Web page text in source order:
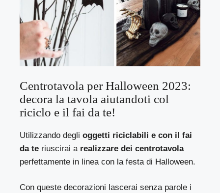
Centrotavola per Halloween 2023:
decora la tavola aiutandoti col
riciclo e il fai da te!
Utilizzando deglioggetti riciclabili e con il fai
da te riuscirai a realizzare dei centrotavola
perfettamente in linea con la festa di Halloween.
Con queste decorazioni lascerai senza parole i